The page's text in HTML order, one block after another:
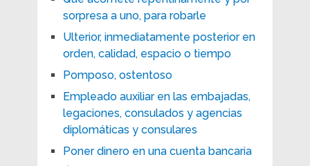
sorpresa a uno, para robarle
Ulterior, inmediatamente posterior en
orden, calidad, espacio o tiempo
Pomposo, ostentoso
Empleado auxiliar en las embajadas,
legaciones, consulados y agencias
diplomáticas y consulares
Poner dinero en una cuenta bancaria